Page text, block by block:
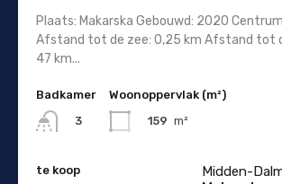
Plaats: Makarska Gebouwd: 2020
Afstand tot de zee: 0,25 km Afstand tot
47 km...
Badkamer
3
Woonoppervlak (m²)
159 m²
te koop
Midden-